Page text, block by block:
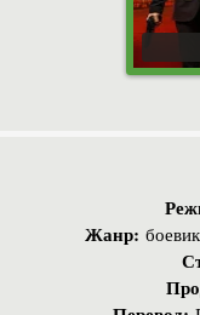
Жанр: